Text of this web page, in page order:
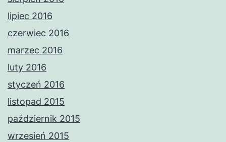
lipiec 2016
czerwiec 2016
marzec 2016
luty 2016
styczeń 2016
listopad 2015
październik 2015
wrzesień 2015